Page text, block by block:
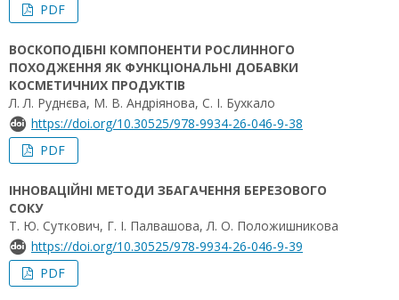
PDF
ВОСКОПОДІБНІ КОМПОНЕНТИ РОСЛИННОГО
ПОХОДЖЕННЯ ЯК ФУНКЦІОНАЛЬНІ ДОБАВКИ
КОСМЕТИЧНИХ ПРОДУКТІВ
Л. Л. Руднєва, М. В. Андріянова, С. І. Бухкало
https://doi.org/10.30525/978-9934-26-046-9-38
PDF
ІННОВАЦІЙНІ МЕТОДИ ЗБАГАЧЕННЯ БЕРЕЗОВОГО
СОКУ
Т. Ю. Суткович, Г. І. Палвашова, Л. О. Положишникова
https://doi.org/10.30525/978-9934-26-046-9-39
PDF